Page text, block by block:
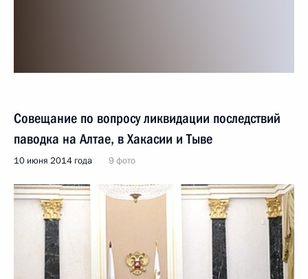
Совещание по вопросу ликвидации последствий
паводка на Алтае, в Хакасии и Тыве
10 июня 2014 года 9 фото